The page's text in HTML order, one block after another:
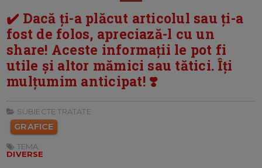
✔️ Dacă ți-a plăcut articolul sau ți-a
fost de folos, apreciază-l cu un
share! Aceste informații le pot fi
utile și altor mămici sau tătici. Îți
mulțumim anticipat! ❣️
SUBIECTE TRATATE:
GRAFICE
TEMA:
DIVERSE